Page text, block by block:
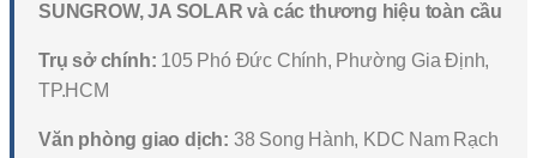
SUNGROW, JA SOLAR và các thương hiệu toàn cầu
Trụ sở chính: 105 Phó Đức Chính, Phường Gia Định,
TP.HCM
Văn phòng giao dịch: 38 Song Hành, KDC Nam Rạch